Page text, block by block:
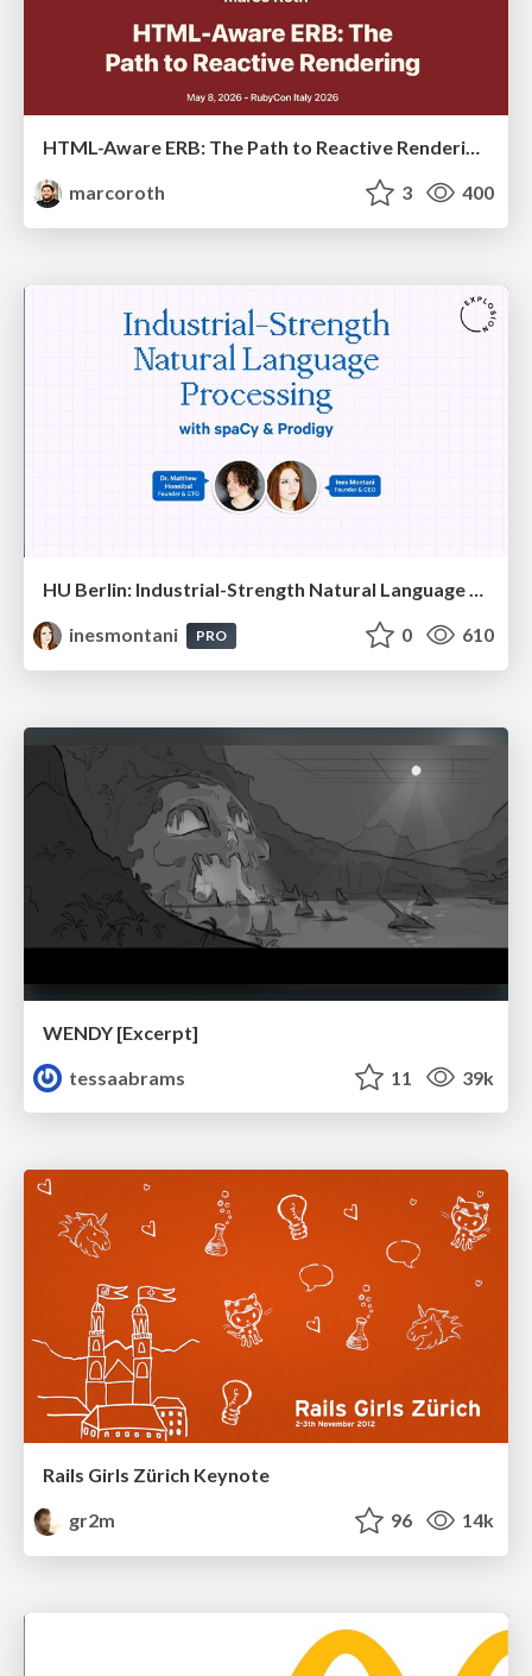
marcoroth
3 400
HU Berlin: Industrial-Strength Natural Language Processing with spaCy and Prodigy
inesmontani
PRO 0 610
WENDY [Excerpt]
tessaabrams
11 39k
Rails Girls Zürich Keynote
gr2m
96 14k